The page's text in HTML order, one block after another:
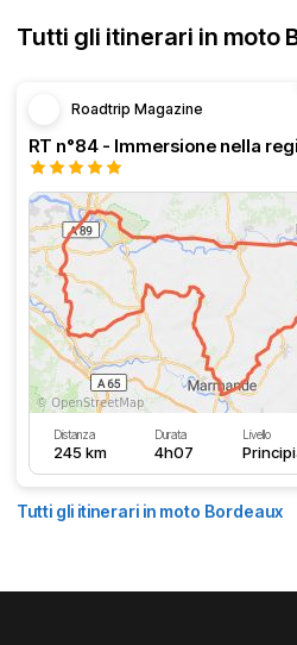
Tutti gli itinerari in moto
Roadtrip Magazine
Distanza
245 km
Durata
4h07
Livello
Tutti gli itinerari in moto Bordeaux